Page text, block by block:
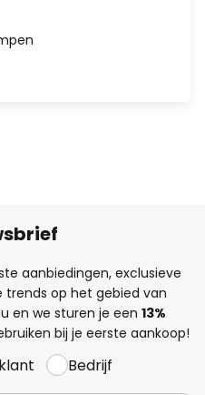
aanbiedingen, exclusieve
op het gebied van
en we sturen je een 13%
bij je eerste aankoop!
Bedrijf